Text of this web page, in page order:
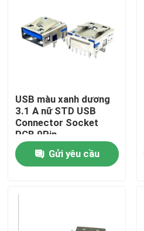
Trang chủ
USB màu xanh dương
3.1 A nữ STD USB
Connector Socket
PCB 9Pin
Gửi yêu cầu